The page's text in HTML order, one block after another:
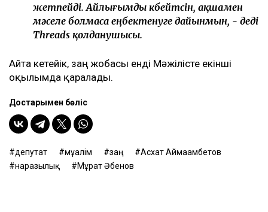
жетпейді. Айлығымды көбейтсін, ақшамен
мәселе болмаса еңбектенуге дайынмын, - деді
Threads қолданушысы.
Айта кетейік, заң жобасы енді Мәжілісте екінші
оқылымда қаралады.
Достарыңмен бөліс
депутат мұғалім заң
Асхат Аймағамбетов
наразылық
Мұрат Әбенов